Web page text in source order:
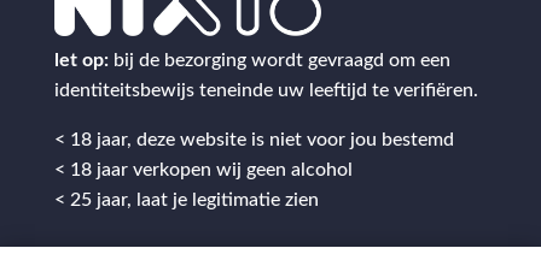
let op: bij de bezorging wordt gevraagd om een
identiteitsbewijs teneinde uw leeftijd te verifiëren.
< 18 jaar, deze website is niet voor jou bestemd
< 18 jaar verkopen wij geen alcohol
< 25 jaar, laat je legitimatie zien